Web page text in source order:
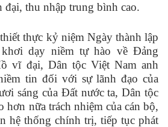
đại, thu nhập trung bình cao.
thực kỷ niệm Ngày thành lập
dạy niềm tự hào về Đảng
vĩ đại, Dân tộc Việt Nam anh
tin đối với sự lãnh đạo của
sáng của Đất nước ta, Dân tộc
hơn nữa trách nhiệm của cán bộ,
hệ thống chính trị, tiếp tục phát